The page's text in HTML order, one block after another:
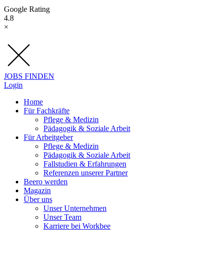
Google Rating
4.8
×
JOBS FINDEN
Login
Home
Für Fachkräfte
Pflege & Medizin
Pädagogik & Soziale Arbeit
Für Arbeitgeber
Pflege & Medizin
Pädagogik & Soziale Arbeit
Fallstudien & Erfahrungen
Referenzen unserer Partner
Beero werden
Magazin
Über uns
Unser Unternehmen
Unser Team
Karriere bei Workbee